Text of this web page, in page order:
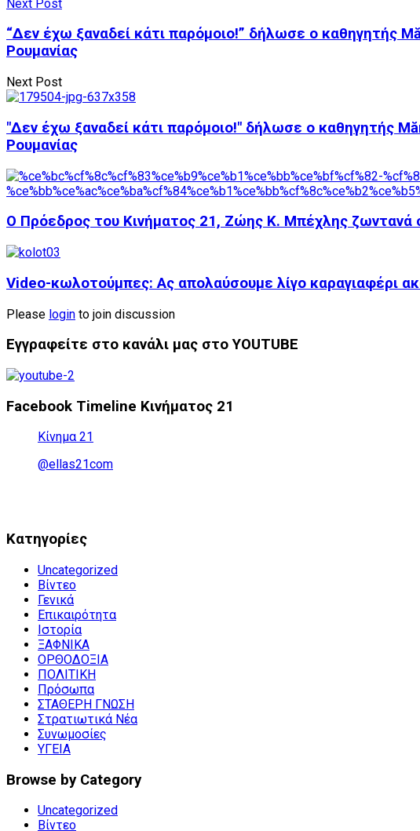
Next Post
“Δεν έχω ξαναδεί κάτι παρόμοιο!” δήλωσε ο καθηγητής
Ρουμανίας
Next Post
"Δεν έχω ξαναδεί κάτι παρόμοιο!" δήλωσε ο καθηγητής
Ρουμανίας
Ο Πρόεδρος του Κινήματος 21, Ζώης Κ. Μπέχλης ζωντανά
Video-κωλοτούμπες: Ας απολαύσουμε λίγο καραγιαφέρι
Please login to join discussion
Εγγραφείτε στο κανάλι μας στο YOUTUBE
Facebook Timeline Κινήματος 21
Κίνημα 21
@ellas21com
Kατηγορίες
Uncategorized
Βίντεο
Γενικά
Επικαιρότητα
Ιστορία
ΞΑΦΝΙΚΑ
ΟΡΘΟΔΟΞΙΑ
ΠΟΛΙΤΙΚΗ
Πρόσωπα
ΣΤΑΘΕΡΗ ΓΝΩΣΗ
Στρατιωτικά Νέα
Συνωμοσίες
ΥΓΕΙΑ
Browse by Category
Uncategorized
Βίντεο